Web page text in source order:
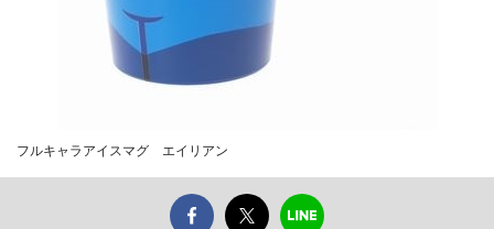
フルキャラアイスマグ エイリアン